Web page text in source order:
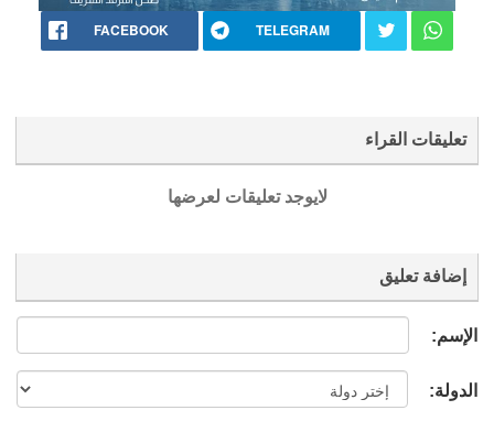
FACEBOOK TELEGRAM
تعليقات القراء
لايوجد تعليقات لعرضها
إضافة تعليق
الإسم:
الدولة: